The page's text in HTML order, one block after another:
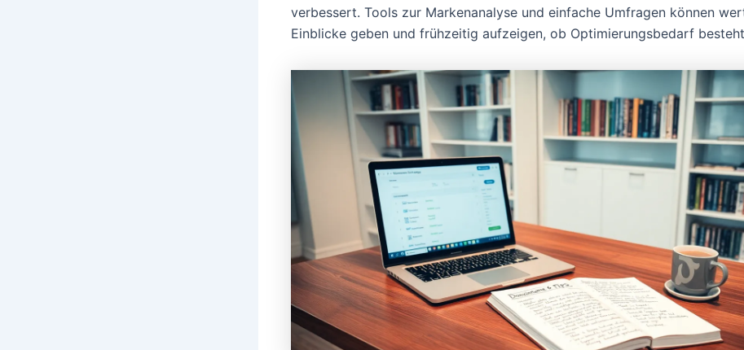
verbessert. Tools zur Markenanalyse und einfache Umfragen können
Einblicke geben und frühzeitig aufzeigen, ob Optimierungsbedarf